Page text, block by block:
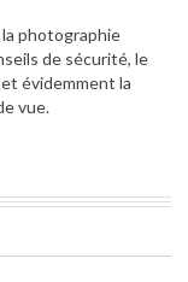
photographie
de sécurité, le
évidemment la
vue.